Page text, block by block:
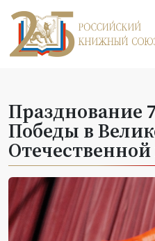
Празднование
Победы в